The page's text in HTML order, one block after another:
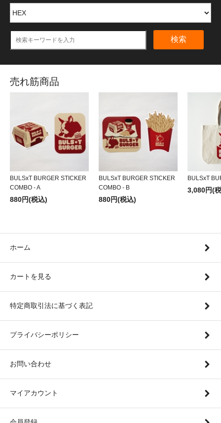
検索
売れ筋商品
BULSxT BURGER STICKER
COMBO - A
880円(税込)
BULSxT BURGER STICKER
COMBO - B
880円(税込)
BULSxT
3,080円(
ホーム
カートを見る
特定商取引法に基づく表記
プライバシーポリシー
お問い合わせ
マイアカウント